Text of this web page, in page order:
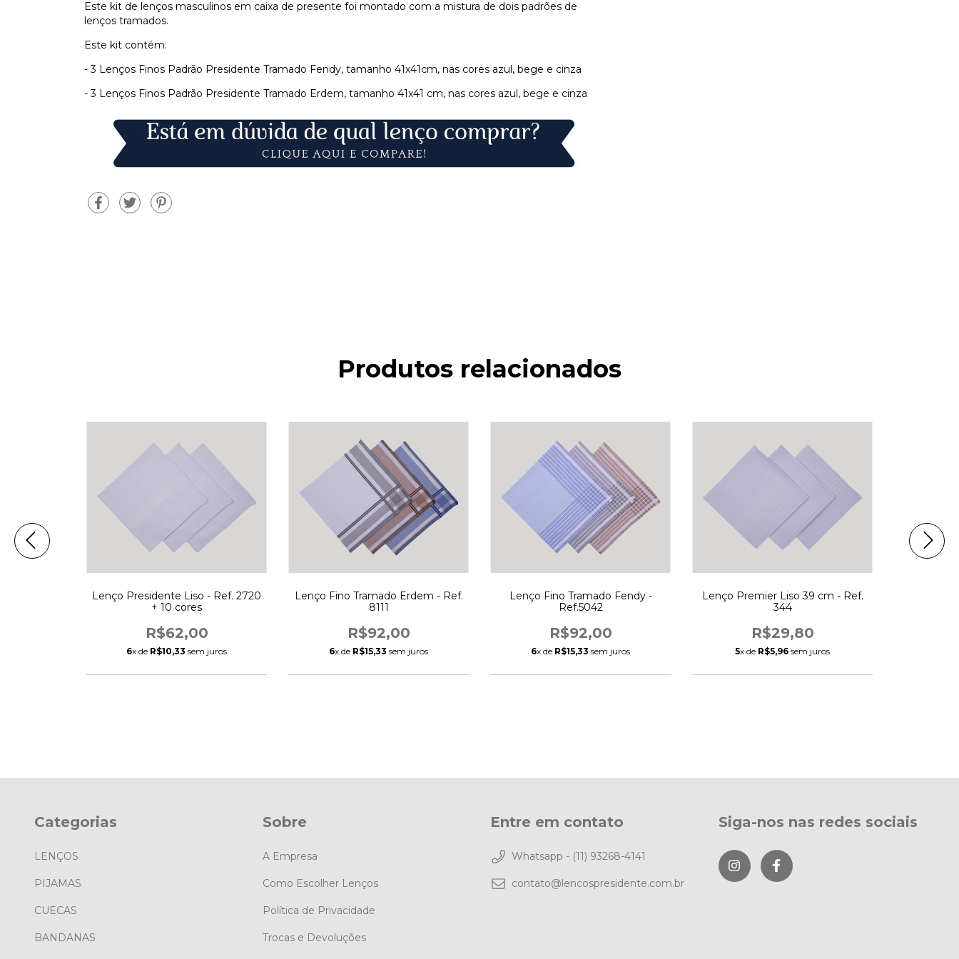
Este kit de lenços masculinos em caixa de presente foi montado com a mistura de dois padrões de
lenços tramados.
Este kit contém:
- 3 Lenços Finos Padrão Presidente Tramado Fendy, tamanho 41x41cm, nas cores azul, bege e cinza
- 3 Lenços Finos Padrão Presidente Tramado Erdem, tamanho 41x41 cm, nas cores azul, bege e cinza
Produtos relacionados
Lenço Presidente Liso - Ref. 2720
+ 10 cores
R$62,00
6x de R$10,33 sem juros
Lenço Fino Tramado Erdem - Ref.
8111
R$92,00
6x de R$15,33 sem juros
Lenço Fino Tramado Fendy -
Ref.5042
R$92,00
6x de R$15,33 sem juros
Lenço Premier Liso 39 cm - Ref.
344
R$29,80
5x de R$5,96 sem juros
Categorias
LENÇOS
PIJAMAS
CUECAS
BANDANAS
Sobre
A Empresa
Como Escolher Lenços
Política de Privacidade
Trocas e Devoluções
Entre em contato
Whatsapp - (11) 93268-4141
contato@lencospresidente.com.br
Siga-nos nas redes sociais